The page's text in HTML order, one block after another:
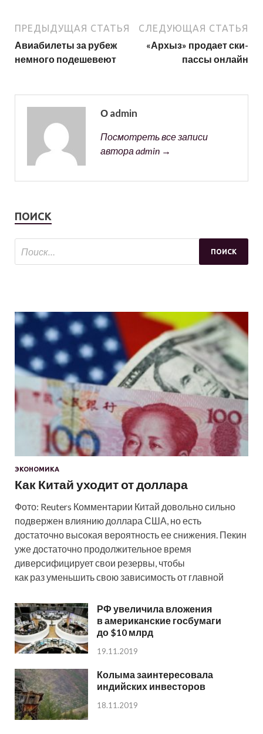
ПРЕДЫДУЩАЯ СТАТЬЯ
Авиабилеты за рубеж
немного подешевеют
СЛЕДУЮЩАЯ СТАТЬЯ
«Архыз» продает ски-
пассы онлайн
О admin
Посмотреть все записи
автора admin →
ПОИСК
ЭКОНОМИКА
Как Китай уходит от доллара
Фото: Reuters Комментарии Китай довольно сильно
подвержен влиянию доллара США, но есть
достаточно высокая вероятность ее снижения. Пекин
уже достаточно продолжительное время
диверсифицирует свои резервы, чтобы
как раз уменьшить свою зависимость от главной
РФ увеличила вложения
в американские госбумаги
до $10 млрд
19.11.2019
Колыма заинтересовала
индийских инвесторов
18.11.2019